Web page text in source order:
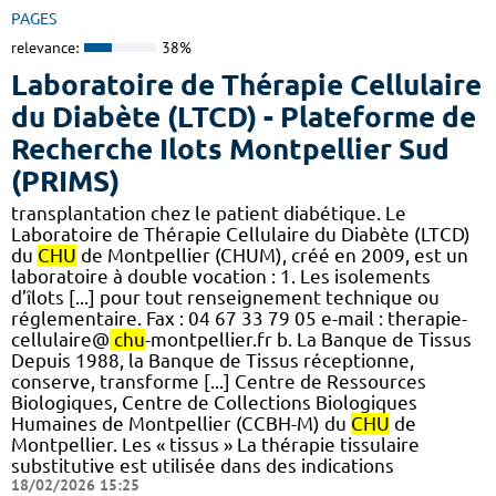
PAGES
relevance: 38%
Laboratoire de Thérapie Cellulaire
du Diabète (LTCD) - Plateforme de
Recherche Ilots Montpellier Sud
(PRIMS)
transplantation chez le patient diabétique. Le
Laboratoire de Thérapie Cellulaire du Diabète (LTCD)
du CHU de Montpellier (CHUM), créé en 2009, est un
laboratoire à double vocation : 1. Les isolements
d’îlots [...] pour tout renseignement technique ou
réglementaire. Fax : 04 67 33 79 05 e-mail : therapie-
cellulaire@ chu-montpellier.fr b. La Banque de Tissus
Depuis 1988, la Banque de Tissus réceptionne,
conserve, transforme [...] Centre de Ressources
Biologiques, Centre de Collections Biologiques
Humaines de Montpellier (CCBH-M) du CHU de
Montpellier. Les « tissus » La thérapie tissulaire
substitutive est utilisée dans des indications
18/02/2026 15:25